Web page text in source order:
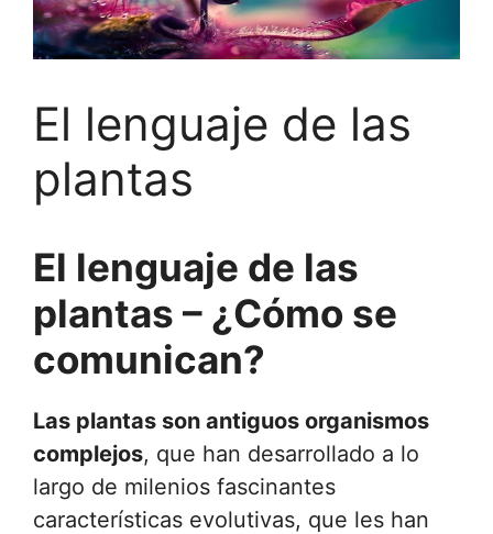
El lenguaje de las
plantas
El lenguaje de las
plantas – ¿Cómo se
comunican?
Las plantas son antiguos organismos
complejos, que han desarrollado a lo
largo de milenios fascinantes
características evolutivas, que les han